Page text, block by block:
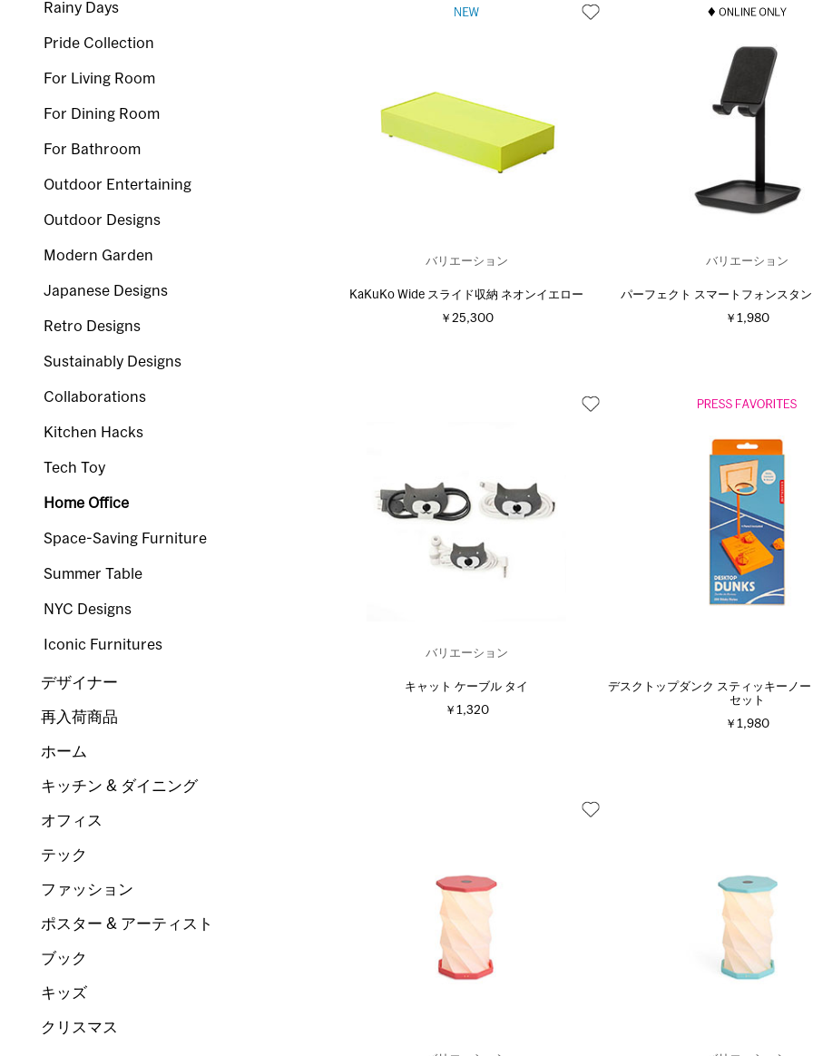
バリエーション
KaKuKo Wide スライド収納 ネオンイエロー
￥25,300
バリエーション
パーフェクト スマートフォンスタ
￥1,980
バリエーション
キャット ケーブル タイ
￥1,320
デスクトップダンク スティッキーノ
セット
￥1,980
Rainy Days
Pride Collection
For Living Room
For Dining Room
For Bathroom
Outdoor Entertaining
Outdoor Designs
Modern Garden
Japanese Designs
Retro Designs
Sustainably Designs
Collaborations
Kitchen Hacks
Tech Toy
Home Office
Space-Saving Furniture
Summer Table
NYC Designs
Iconic Furnitures
デザイナー
再入荷商品
ホーム
キッチン & ダイニング
オフィス
テック
ファッション
ポスター & アーティスト
ブック
キッズ
クリスマス